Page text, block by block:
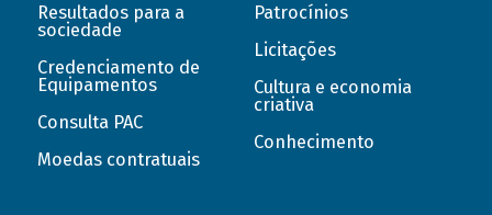
Resultados para a
sociedade
Credenciamento de
Equipamentos
Consulta PAC
Moedas contratuais
Patrocínios
Licitações
Cultura e economia
criativa
Conhecimento